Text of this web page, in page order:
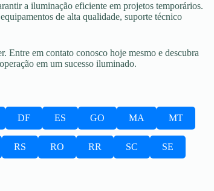
a iluminação eficiente em projetos temporários.
de alta qualidade, suporte técnico
Entre em contato conosco hoje mesmo e descubra
em um sucesso iluminado.
DF ES GO MA MT
RS RO RR SC SE